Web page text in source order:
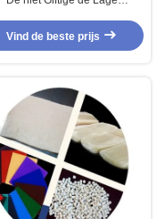
van FKM Pakkingen van de
Laderso-ringen van Turbo
Vind de beste prijs